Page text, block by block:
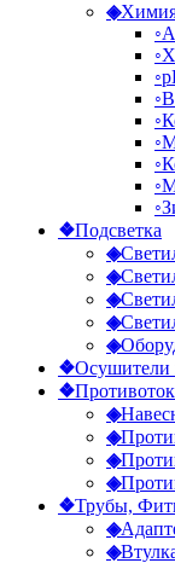
◈
◦
◦
◦
◦
◦
◦
◦
◦
◦
❖Подсветка
◈
◈
◈
◈
◈
❖Осушители
❖
◈
◈
◈
◈
❖Трубы,
◈
◈